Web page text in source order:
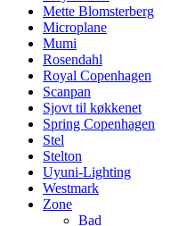
Mette Blomsterberg
Microplane
Mumi
Rosendahl
Royal Copenhagen
Scanpan
Sjovt til køkkenet
Spring Copenhagen
Stel
Stelton
Uyuni-Lighting
Westmark
Zone
Bad